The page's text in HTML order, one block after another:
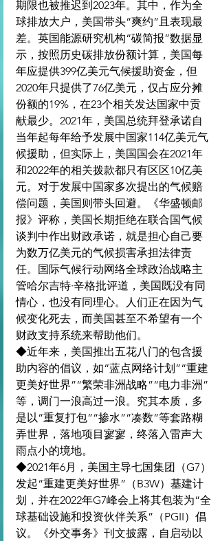
期限也被推迟到2023年。其中，作为全
球排放大户，美国带头“爽约”且表现最
差。英国能源研究机构“碳简报”数据显
示，按照历史碳排放份额计算，美国每
年应提供399亿美元气候援助资金，但
2020年只提供了76亿美元，仅占应分摊
份额的19%，在23个相关发达国家中贡
献最少。2021年，美国总统拜登承诺自
当年起每年给予发展中国家114亿美元气
候援助，但实际上，美国国会在2021年
和2022年的相关拨款都只有区区10亿美
元。对于发展中国家多次提出的气候赔
偿问题，美国则带头回避。《华盛顿邮
报》评称，美国长期拒绝在联合国气候
谈判中作出财政承诺，就是担心自己要
为数万亿美元的气候损害承担法律责
任。国际气候行动网络全球政治战略主
管哈尔吉特·辛格批评道，美国既没有同
情心，也没有同理心。人们正在因为气
候变化死去，而美国甚至不希望有一个
财政支持系统来帮助他们。
◆近年来，美国推出五花八门的包含援
助内容的倡议，如“蓝点网络计划”“重建
更美好世界”“繁荣非洲战略”“电力非洲”
等，调门一浪高过一浪。究其本质，多
是以“重复打包”“掺水”“凑数”等套路糊
弄世界，落地项目寥寥，终落入雷声大
雨点小的境地。
◆2021年6月，美国主导七国集团（G7）
发起“重建更美好世界”（B3W）基建计
划，并在2022年G7峰会上将其包装为“全
球基础设施和投资伙伴关系”（PGII）倡
议。《外交事务》刊文披露，自启动以